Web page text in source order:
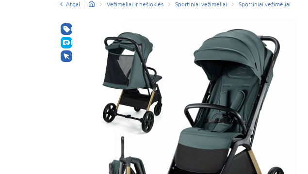
Atgal Vežimėliai ir nešioklės Sportiniai vežimėliai Sportiniai vežimėliai
GERA KAINA
E-KAINA
TIK INTERNETU